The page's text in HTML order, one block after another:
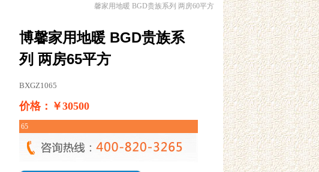
馨家用地暖 BGD贵族系列 两房60平方
博馨家用地暖 BGD贵族系
列 两房65平方
BXGZ1065
价格：￥30500
65